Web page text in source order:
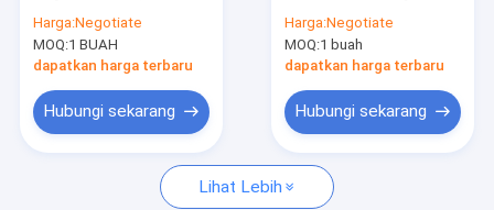
Tangga Spiral Hemat Ruang
Jendela Bingkai Aluminium
Pintu Bingkai Aluminium
Disesuaikan
Harga:Negotiate
MOQ:1 BUAH
dapatkan harga terbaru
Hubungi sekarang
untuk Kamar Tidur
Internal
Harga:Negotiate
MOQ:1 buah
dapatkan harga terbaru
Hubungi sekarang
Lihat Lebih